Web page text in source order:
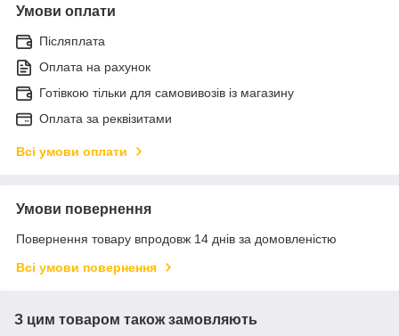
Умови оплати
Післяплата
Оплата на рахунок
Готівкою тільки для самовивозів із магазину
Оплата за реквізитами
Всі умови оплати
Умови повернення
Повернення товару впродовж 14 днів за домовленістю
Всі умови повернення
З цим товаром також замовляють